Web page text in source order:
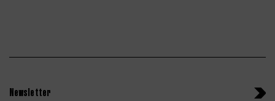
Newsletter